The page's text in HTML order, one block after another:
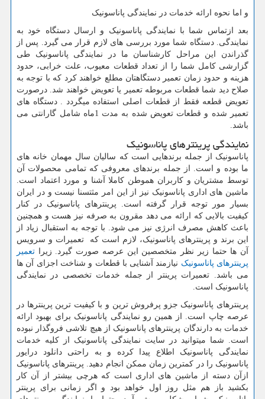
و اما نحوه ارائه خدمات در نمایندگی پاناسونیک
بعد ازتماس شما با نمایندگی پاناسونیک و ارسال دستگاه خود به
نمایندگی. دستگاه شما مورد بررسی های لازم قرار می گیرد. پس از
گذراندن این مراحل کارشناسان ما در نمایندگی پاناسونیک طی
گزارشی کامل شما را از تعداد قطعات معیوب، علت خرابی، حدود
هزینه و حدود زمان تعمیر دستگاهتان مطلع خواهند کرد که با توجه به
صلاح دید شما قطعات مربوطه تعمیر یا تعویض خواهند شد. درصورت
تعویض قطعه فقط از قطعات اصلی استفاده میگردد . دستگاه های
تعمیر شده و قطعات تعویض شده به مدت 1ماه شامل گارانتی می
باشد.
نمایندگی پرینترهای پاناسونیک
پاناسونیک از جمله برندهایی است که سالیان سال مهمان خانه های
ما بوده و است. از جمله برندهای معروفی که تمامی محصولات آن
توسط مشتریان و کاربران هموطن کاملا آشنا و مورد اعتماد است.
ماشین های اداری پاناسونیک نیز از این امر مثتسنا نیست و در ایران
بسیار مور توجه قرار گرفته است. پرینترهای پاناسونیک در کنار
کیفیت بالایی که ارائه می دهد مقرون به صرفه نیز هست و همچنین
باعث کاهش مصرف انرژی نیز می شود. با توجه به استقبال زیاد از
این برند و پرینترهای پاناسونیک، لازم است که تعمیرات و سرویس
آن ها حتما زیر نظر متخصصین این عرصه صورت گیرد. زیرا تعمیر
پرینترهای پاناسونیک نیازمند آشنایی با قطعات و شناخت اجزای آن ها
می باشد. تعمیرات پرینتر از جمله خدمات تخصصی در نمایندگی
پاناسونیک است.
پرینترهای پاناسونیک جزو پرفروش ترین و با کیفیت ترین پرینترها در
عرصه چاپ است. از همین رو نمایندگی پاناسونیک برای بهبود ارائه
خدمات به دارندگان پرینترهای پاناسونیک از هیچ تلاشی فروگذار نبوده
است. شما میتوانید در سایت نمایندگی پاناسونیک از کلیه خدمات
نمایندگی پاناسونیک اطلاع پیدا کرده و به راحتی دانلود درایور
پاناسونیک را در کمترین زمان ممکن انجام دهید. پرینترهای پاناسونیک
ازآن دسته از ماشین های اداری است که هرچی بیشتر از آن کار
بکشید باز هم مثل روز اول خواهد بود و اگر زمانی برای پرینتر